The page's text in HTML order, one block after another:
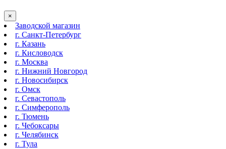
×
Заводской магазин
г. Санкт-Петербург
г. Казань
г. Кисловодск
г. Москва
г. Нижний Новгород
г. Новосибирск
г. Омск
г. Севастополь
г. Симферополь
г. Тюмень
г. Чебоксары
г. Челябинск
г. Тула